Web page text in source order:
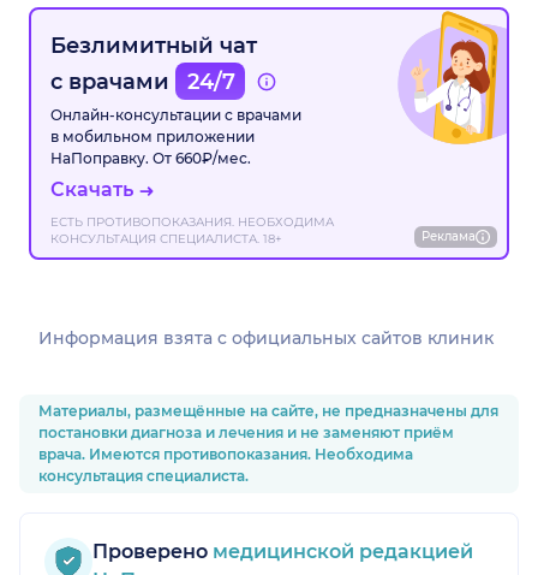
Безлимитный чат
с врачами
24/7
Онлайн-консультации с врачами
в мобильном приложении
НаПоправку. От 660₽/мес.
Скачать
ЕСТЬ ПРОТИВОПОКАЗАНИЯ. НЕОБХОДИМА
КОНСУЛЬТАЦИЯ СПЕЦИАЛИСТА. 18+
Реклама
Информация взята c официальных сайтов клиник
Материалы, размещённые на сайте, не предназначены для
постановки диагноза и лечения и не заменяют приём
врача. Имеются противопоказания. Необходима
консультация специалиста.
Проверено медицинской редакцией